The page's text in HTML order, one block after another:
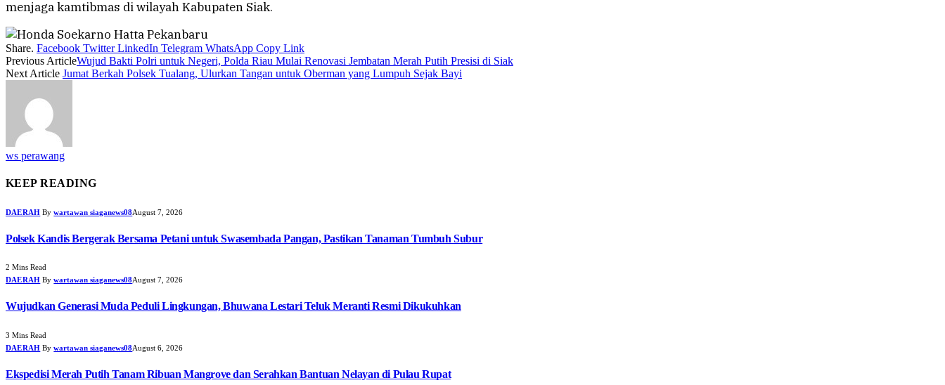
menjaga kamtibmas di wilayah Kabupaten Siak.
Share. Facebook Twitter LinkedIn Telegram WhatsApp Copy Link
Previous ArticleWujud Bakti Polri untuk Negeri, Polda Riau Mulai Renovasi Jembatan Merah Putih Presisi di Siak
Next Article Jumat Berkah Polsek Tualang, Ulurkan Tangan untuk Oberman yang Lumpuh Sejak Bayi
ws perawang
KEEP READING
DAERAH By wartawan siaganews08August 7, 2026
Polsek Kandis Bergerak Bersama Petani untuk Swasembada Pangan, Pastikan Tanaman Tumbuh Subur
2 Mins Read
DAERAH By wartawan siaganews08August 7, 2026
Wujudkan Generasi Muda Peduli Lingkungan, Bhuwana Lestari Teluk Meranti Resmi Dikukuhkan
3 Mins Read
DAERAH By wartawan siaganews08August 6, 2026
Ekspedisi Merah Putih Tanam Ribuan Mangrove dan Serahkan Bantuan Nelayan di Pulau Rupat